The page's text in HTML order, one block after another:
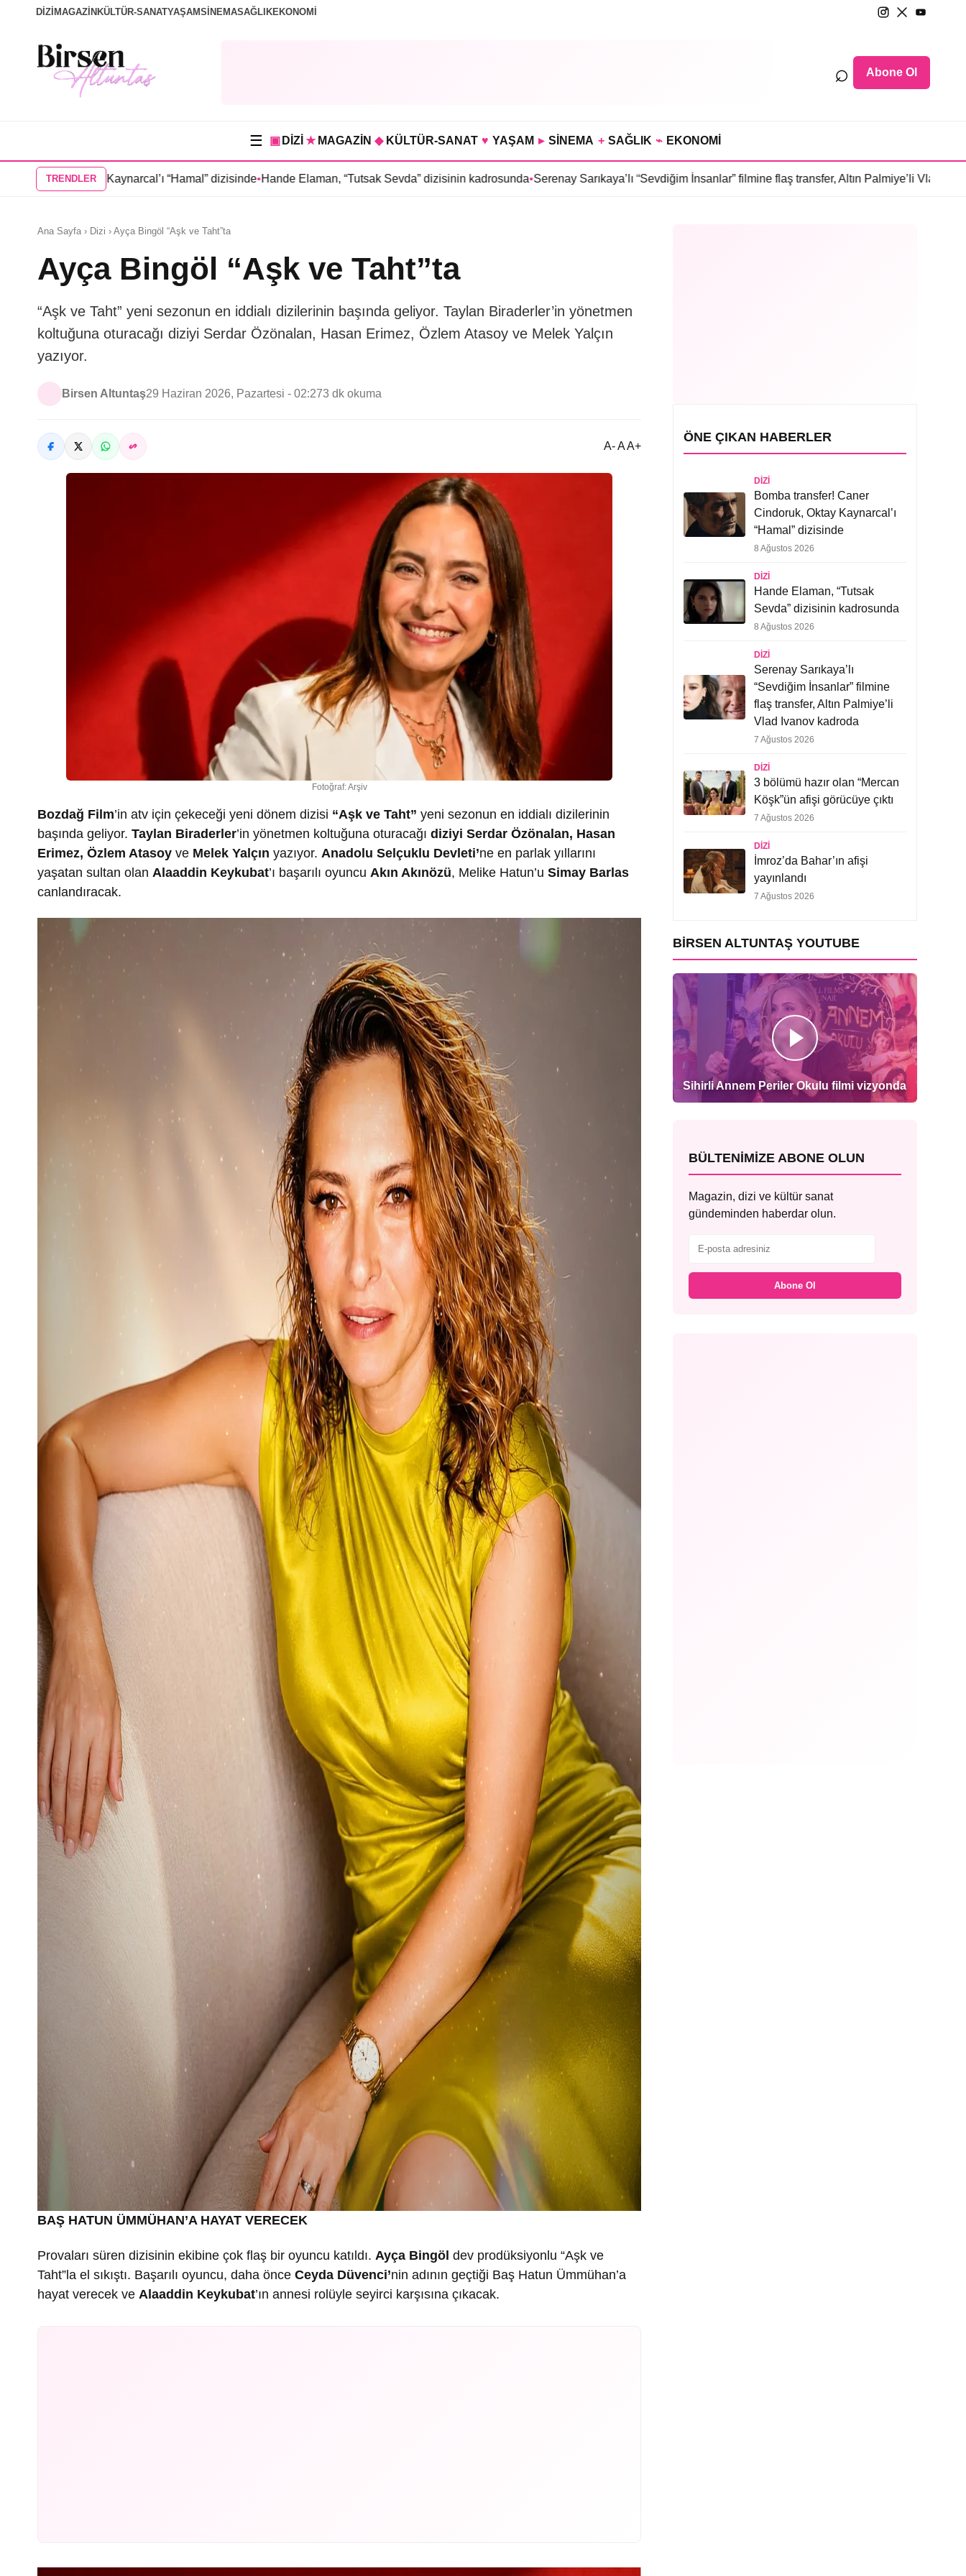
DİZİ MAGAZİN KÜLTÜR-SANATYAŞAMSİNEMASAĞLIKEKONOMİ
⌕ Abone Ol
☰ ▣ DİZİ ★ MAGAZİN ◆ KÜLTÜR-SANAT ♥ YAŞAM ▸ SİNEMA + SAĞLIK ⌁ EKONOMİ
TRENDLER
Kaynarcal’ı “Hamal” dizisinde•Hande Elaman, “Tutsak Sevda” dizisinin kadrosunda•Serenay Sarıkaya’lı “Sevdiğim İnsanlar” filmine flaş transfer, Altın Palmiye’li Vlad Ivanov kadroda
Ana Sayfa › Dizi › Ayça Bingöl “Aşk ve Taht”ta
Ayça Bingöl “Aşk ve Taht”ta
“Aşk ve Taht” yeni sezonun en iddialı dizilerinin başında geliyor. Taylan Biraderler’in yönetmen
koltuğuna oturacağı diziyi Serdar Özönalan, Hasan Erimez, Özlem Atasoy ve Melek Yalçın
yazıyor.
Birsen Altuntaş29 Haziran 2026, Pazartesi - 02:273 dk okuma
A- A A+
Fotoğraf: Arşiv
Bozdağ Film’in atv için çekeceği yeni dönem dizisi “Aşk ve Taht” yeni sezonun en iddialı dizilerinin
başında geliyor. Taylan Biraderler’in yönetmen koltuğuna oturacağı diziyi Serdar Özönalan, Hasan
Erimez, Özlem Atasoy ve Melek Yalçın yazıyor. Anadolu Selçuklu Devleti’ne en parlak yıllarını
yaşatan sultan olan Alaaddin Keykubat’ı başarılı oyuncu Akın Akınözü, Melike Hatun’u Simay Barlas
canlandıracak.
BAŞ HATUN ÜMMÜHAN’A HAYAT VERECEK
Provaları süren dizisinin ekibine çok flaş bir oyuncu katıldı. Ayça Bingöl dev prodüksiyonlu “Aşk ve
Taht”la el sıkıştı. Başarılı oyuncu, daha önce Ceyda Düvenci’nin adının geçtiği Baş Hatun Ümmühan’a
hayat verecek ve Alaaddin Keykubat’ın annesi rolüyle seyirci karşısına çıkacak.
ÖNE ÇIKAN HABERLER
DIZI
Bomba transfer! Caner
Cindoruk, Oktay Kaynarcal’ı
“Hamal” dizisinde
8 Ağustos 2026
DIZI
Hande Elaman, “Tutsak
Sevda” dizisinin kadrosunda
8 Ağustos 2026
DIZI
Serenay Sarıkaya’lı
“Sevdiğim İnsanlar” filmine
flaş transfer, Altın Palmiye’li
Vlad Ivanov kadroda
7 Ağustos 2026
DIZI
3 bölümü hazır olan “Mercan
Köşk”ün afişi görücüye çıktı
7 Ağustos 2026
DIZI
İmroz’da Bahar’ın afişi
yayınlandı
7 Ağustos 2026
BIRSEN ALTUNTAŞ YOUTUBE
Sihirli Annem Periler Okulu filmi vizyonda
BÜLTENIMIZE ABONE OLUN
Magazin, dizi ve kültür sanat
gündeminden haberdar olun.
Abone Ol